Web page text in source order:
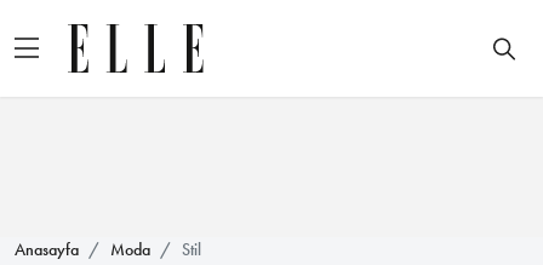
Anasayfa Moda Stil